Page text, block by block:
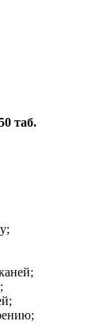
таб.